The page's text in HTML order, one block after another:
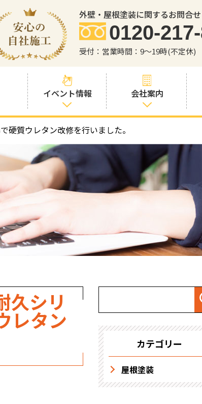
外壁・屋根塗装に関するお問合
0120-
受付：営業時間：9～19時(不定休)
イベント情報 会社案内
会社案内
職人・スタッフ
紹介
お問い合わせか
らの流れ
求人情報
硬質ウレタン改修を行いました。
久シリ
レタン
カテゴリー
屋根塗装